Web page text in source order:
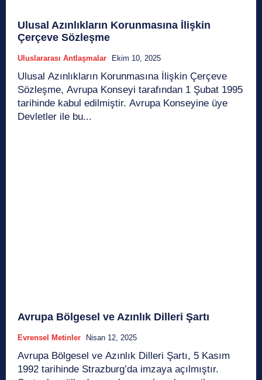
Ulusal Azınlıkların Korunmasına İlişkin
Çerçeve Sözleşme
Uluslararası Antlaşmalar Ekim 10, 2025
Ulusal Azınlıkların Korunmasına İlişkin Çerçeve
Sözleşme, Avrupa Konseyi tarafından 1 Şubat 1995
tarihinde kabul edilmiştir. Avrupa Konseyine üye
Devletler ile bu...
Avrupa Bölgesel ve Azınlık Dilleri Şartı
Evrensel Metinler Nisan 12, 2025
Avrupa Bölgesel ve Azınlık Dilleri Şartı, 5 Kasım
1992 tarihinde Strazburg’da imzaya açılmıştır.